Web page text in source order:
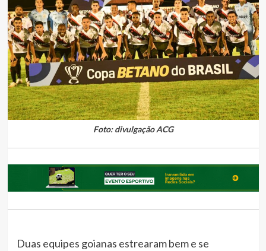
Foto: divulgação ACG
Duas equipes goianas estrearam bem e se